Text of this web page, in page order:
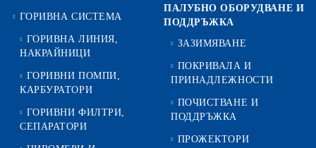
ГОРИВНА СИСТЕМА
ГОРИВНА ЛИНИЯ,
НАКРАЙНИЦИ
ГОРИВНИ ПОМПИ,
КАРБУРАТОРИ
ГОРИВНИ ФИЛТРИ,
СЕПАРАТОРИ
ПАЛУБНО ОБОРУДВАНЕ И
ПОДДРЪЖКА
ЗАЗИМЯВАНЕ
ПОКРИВАЛА И
ПРИНАДЛЕЖНОСТИ
ПОЧИСТВАНЕ И
ПОДДРЪЖКА
ПРОЖЕКТОРИ